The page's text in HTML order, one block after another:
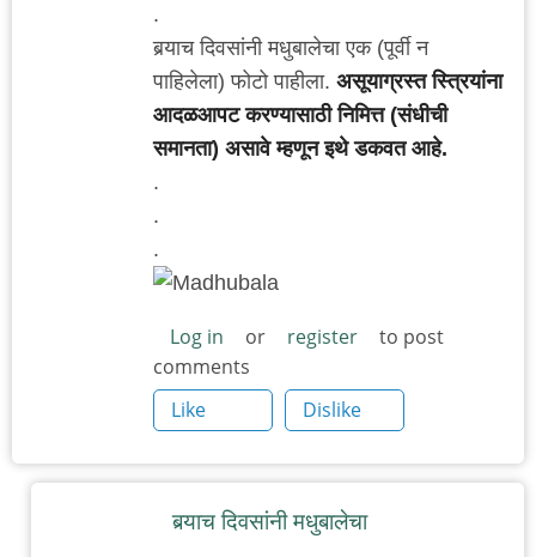
.
बर्‍याच दिवसांनी मधुबालेचा एक (पूर्वी न
पाहिलेला) फोटो पाहीला. असूयाग्रस्त स्त्रियांना
आदळआपट करण्यासाठी निमित्त (संधीची
समानता) असावे म्हणून इथे डकवत आहे.
.
.
.
Log in or register
to post
comments
Like
Dislike
बर्‍याच दिवसांनी मधुबालेचा